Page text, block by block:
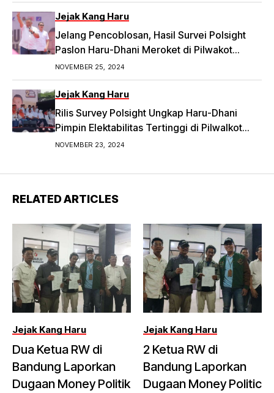
Jejak Kang Haru
Jelang Pencoblosan, Hasil Survei Polsight
Paslon Haru-Dhani Meroket di Pilwakot
Bandung
NOVEMBER 25, 2024
Jejak Kang Haru
Rilis Survey Polsight Ungkap Haru-Dhani
Pimpin Elektabilitas Tertinggi di Pilwalkot
Bandung 2024
NOVEMBER 23, 2024
RELATED ARTICLES
Jejak Kang Haru
Dua Ketua RW di
Bandung Laporkan
Dugaan Money Politik
Jejak Kang Haru
2 Ketua RW di
Bandung Laporkan
Dugaan Money Politic